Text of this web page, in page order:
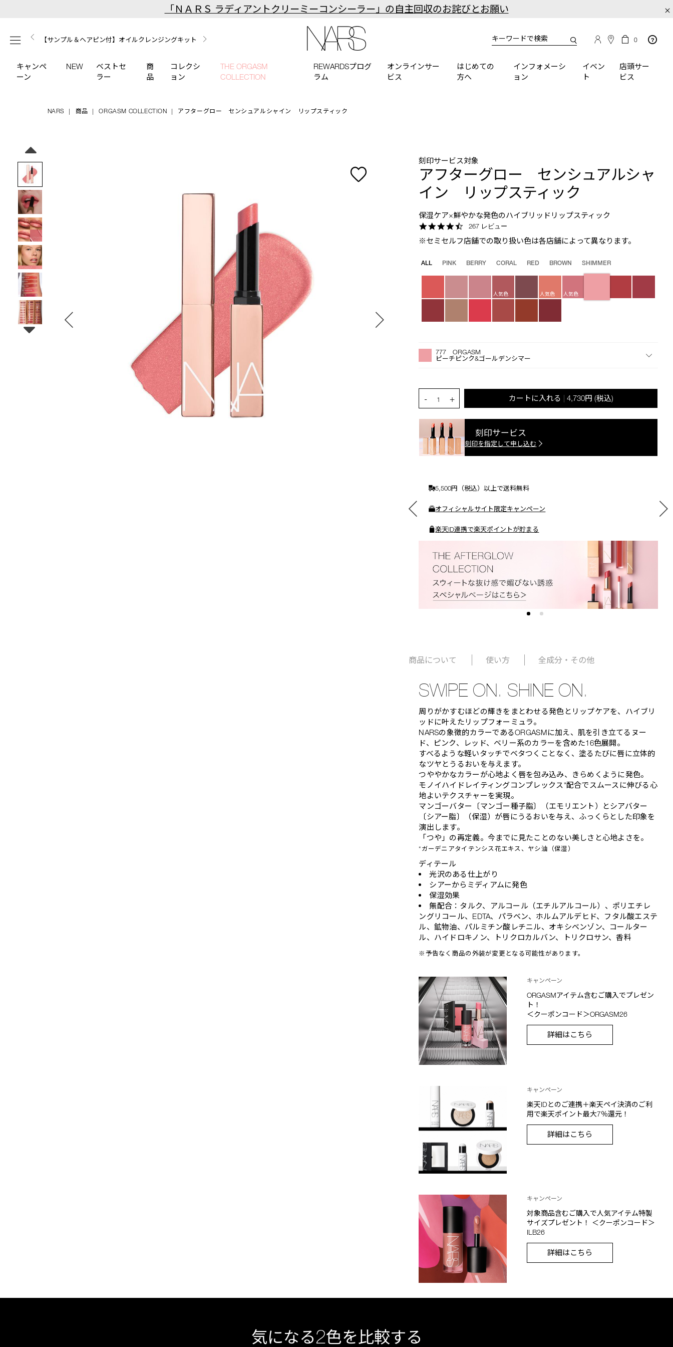
content
×
「ＮＡＲＳ ラディアントクリーミーコンシーラー」の自主回収のお詫びとお願い
メニュー
【ミニパフプレゼント】新リキッドブラッシュご購入でプ
レゼント
【はじめての購入はこちらから】新リキッドブラッシュス
ターターキット
【サンプル＆ヘアピン付】オイルクレンジングキット
【ギフトショッパープレゼント】カラーアイテムをあの人
へのプレゼントに
【ポーチ＆ブラッシュプレゼント】ORGASM CAMPAIGN
キャンペ
ーン
NEW
ベストセ
ラー
商
品
コレクシ
ョン
THE ORGASM
COLLECTION
REWARDSプログ
ラム
オンラインサー
ビス
はじめての
方へ
インフォメーシ
ョン
イベン
ト
店頭サー
ビス
カ
タ
検
use
on
your
mobile
device)
access
the
suggestions
as
or
form
for
entered.
カ
の
商
品
0
NARS 商品 ORGASM COLLECTION アフターグロー センシュアルシャイン リップスティック
/afterglow-
lipstick-
777/4535683189019.html
4535683189019
刻印サービス対象
アフターグロー センシュアルシャ
イン リップスティック
保湿ケア×鮮やかな発色のハイブリッドリップスティック
4.6
rating
267 レビュー
※セミセルフ店舗での取り扱い色は各店舗によって異なります。
シ
ン
ALL PINK BERRY CORAL RED BROWN SHIMMER
人気色 人気色 人気色
プ
を
カ
ー
ト
入
れ
Actions777 ORGASM
ピーチピンク&ゴールデンシマー
- 1 + カートに入れる 4,730円 (税込)
刻印サービス
刻印を指定して申し込む
5,500円（税込）以上で送料無料
オフィシャルサイト限定キャンペーン
楽天ID連携で楽天ポイントが貯まる
商品について 使い方 全成分・その他
SWIPE ON. SHINE ON.
周りがかすむほどの輝きをまとわせる発色とリップケアを、ハイブリ
ッドに叶えたリップフォーミュラ。
NARSの象徴的カラーであるORGASMに加え、肌を引き立てるヌー
ド、ピンク、レッド、ベリー系のカラーを含めた16色展開。
すべるような軽いタッチでベタつくことなく、塗るたびに唇に立体的
なツヤとうるおいを与えます。
つややかなカラーが心地よく唇を包み込み、きらめくように発色。
モノイハイドレイティングコンプレックス*配合でスムースに伸びる心
地よいテクスチャーを実現。
マンゴーバター〔マンゴー種子脂〕（エモリエント）とシアバター
〔シアー脂〕（保湿）が唇にうるおいを与え、ふっくらとした印象を
演出します。
「つや」の再定義。今までに見たことのない美しさと心地よさを。
*ガーデニアタイテンシス花エキス、ヤシ油（保湿）
ディテール
光沢のある仕上がり
シアーからミディアムに発色
保湿効果
無配合：タルク、アルコール（エチルアルコール）、ポリエチレ
ングリコール、EDTA、パラベン、ホルムアルデヒド、フタル酸エステ
ル、鉱物油、パルミチン酸レチニル、オキシベンゾン、コールター
ル、ハイドロキノン、トリクロカルバン、トリクロサン、香料
※予告なく商品の外装が変更となる可能性があります。
キャンペーン
ORGASMアイテム含むご購入でプレゼン
ト！
＜クーポンコード＞ORGASM26
詳細はこちら
キャンペーン
楽天IDとのご連携＋楽天ペイ決済のご利
用で楽天ポイント最大7％還元！
詳細はこちら
キャンペーン
対象商品含むご購入で人気アイテム特製
サイズプレゼント！ ＜クーポンコード＞
ILB26
詳細はこちら
気になる2色を比較する